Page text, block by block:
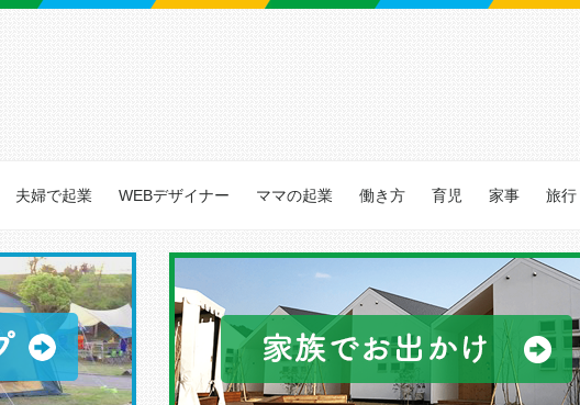
夫婦で起業 WEBデザイナー ママの起業 働き方 育児 家事 旅行